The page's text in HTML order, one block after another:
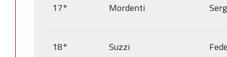
17° Mordenti
18° Suzzi